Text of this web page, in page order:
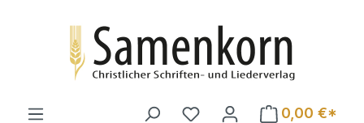
0,00 €*